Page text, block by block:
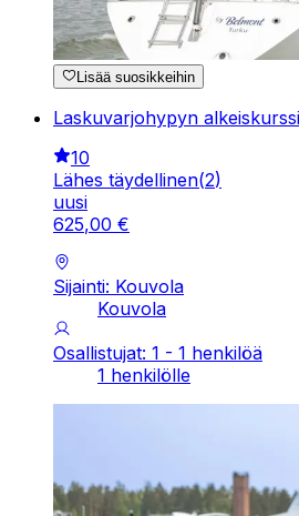
Lisää suosikkeihin
Laskuvarjohypyn
10
Lähes täydellinen(2)
uusi
625,00 €
Sijainti: Kouvola
Kouvola
Osallistujat: 1 - 1 henkilöä
1 henkilölle